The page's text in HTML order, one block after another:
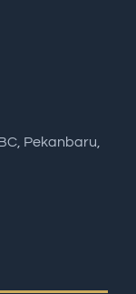
Pekanbaru,